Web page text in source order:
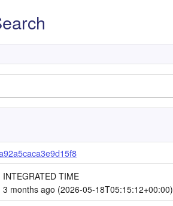
INTEGRATED TIME
3 months ago (2026-05-18T05:15:12+00:00)